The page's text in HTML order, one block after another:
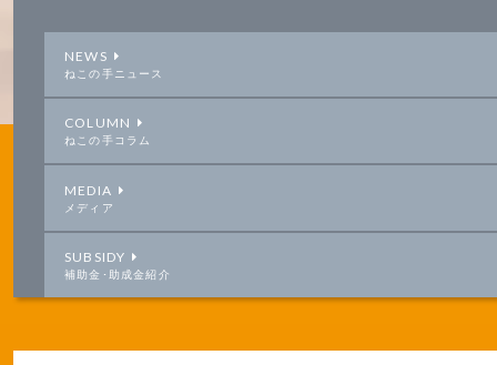
NEWS
ねこの手ニュース
COLUMN
ねこの手コラム
MEDIA
メディア
SUBSIDY
補助金･助成金紹介